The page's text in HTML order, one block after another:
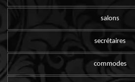
salons
secrétaires
commodes